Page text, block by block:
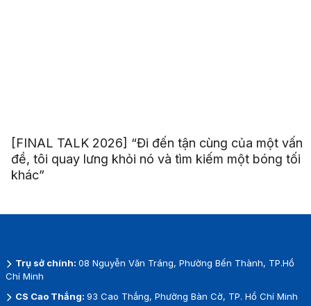
[FINAL TALK 2026] “Đi đến tận cùng của một vấn
đề, tôi quay lưng khỏi nó và tìm kiếm một bóng tối
khác”
Trụ sở chính: 08 Nguyễn Văn Tráng, Phường Bến Thành, TP.Hồ
Chí Minh
CS Cao Thắng: 93 Cao Thắng, Phường Bàn Cờ, TP. Hồ Chí Minh